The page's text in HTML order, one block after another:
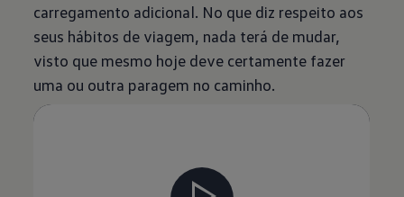
carregamento adicional. No que diz respeito aos
seus hábitos de viagem, nada terá de mudar,
visto que mesmo hoje deve certamente fazer
uma ou outra paragem no caminho.